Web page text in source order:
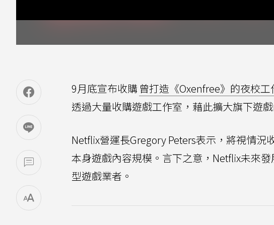
9月底宣布收購 曾打造《Oxenfree》的夜校工
透過大量收購遊戲工作室，藉此擴大旗下遊戲
Netflix營運長Gregory Peters表示，將視情
本身遊戲內容規模。言下之意，Netflix未來
型遊戲業者。